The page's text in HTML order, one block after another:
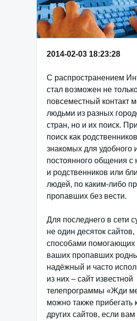
2014-02-03 18:23:28
С распространением
стал возможен не
повсеместный контакт
людьми из разных
стран, но и их поиск.
поиск как
знакомых для удобного
постоянного общения с
и родственников или
людей, по каким-либо
пропавших без вести.
Для последнего в сети
не один десяток
способами помогающих
ваших пропавших
надёжный и часто
из них – сайт известной
телепрограммы «Жди
можно также прибегать
других сайтов, если